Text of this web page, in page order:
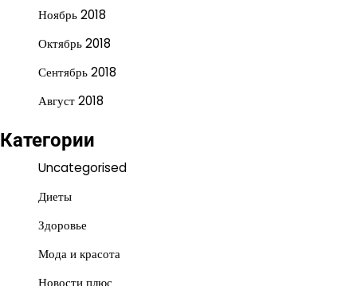
Ноябрь 2018
Октябрь 2018
Сентябрь 2018
Август 2018
Категории
Uncategorised
Диеты
Здоровье
Мода и красота
Новости плюс